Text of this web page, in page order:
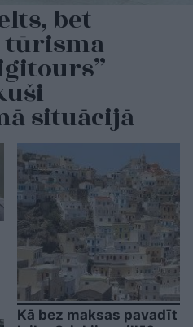
bet
tūrisma
situācijā
Kā bez maksas pavadīt